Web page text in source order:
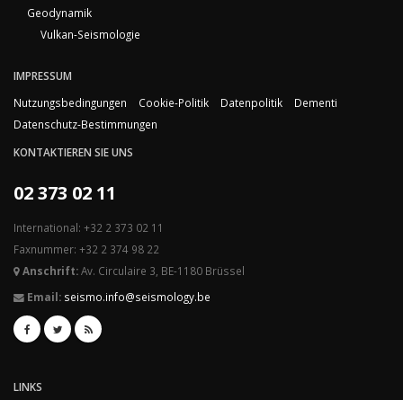
Geodynamik
Vulkan-Seismologie
IMPRESSUM
Nutzungsbedingungen
Cookie-Politik Datenpolitik
Dementi
Datenschutz-Bestimmungen
KONTAKTIEREN SIE UNS
02 373 02 11
International: +32 2 373 02 11
Faxnummer: +32 2 374 98 22
Anschrift:Av. Circulaire 3, BE-1180 Brüssel
Email: seismo.info@seismology.be
LINKS